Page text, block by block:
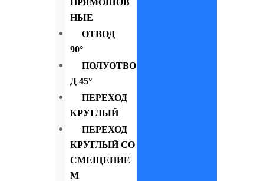
НЫЕ
ОТВОД
90°
ПОЛУОТВО
Д 45°
ПЕРЕХОД
КРУГЛЫЙ
ПЕРЕХОД
КРУГЛЫЙ СО
СМЕЩЕНИЕ
М